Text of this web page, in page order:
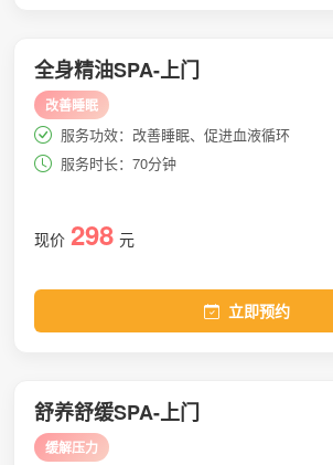
全身精油SPA-上门
改善睡眠
服务功效：改善睡眠、促进血液循环
服务时长：70分钟
现价 298 元
立即预约
舒养舒缓SPA-上门
缓解压力